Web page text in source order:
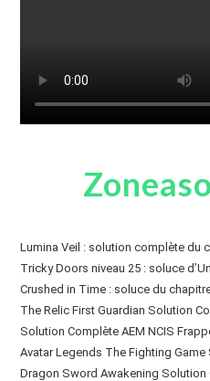
Lumina Veil : solution complète du
Tricky Doors niveau 25 : soluce
Crushed in Time : soluce du
The Relic First Guardian Solution
Solution Complète AEM NCIS
Avatar Legends The Fighting
Dragon Sword Awakening Solution